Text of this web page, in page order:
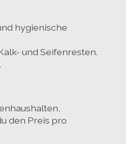
hygienische
und Seifenresten.
den Preis pro